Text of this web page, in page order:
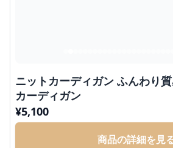
ニットカーディガン ふんわり
カーディガン
¥5,100
商品の詳細を見